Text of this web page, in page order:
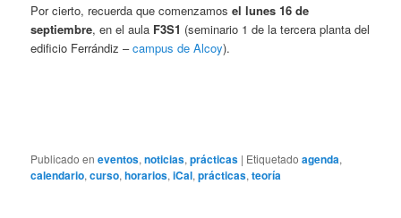
Por cierto, recuerda que comenzamosel lunes 16 de
septiembre, en el aula F3S1 (seminario 1 de la tercera planta del
edificio Ferrándiz –campus de Alcoy).
Publicado en eventos,noticias,prácticas | Etiquetado agenda,
calendario,curso,horarios,iCal,prácticas,teoría